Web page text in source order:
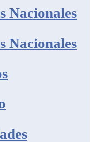
Nacionales
Nacionales